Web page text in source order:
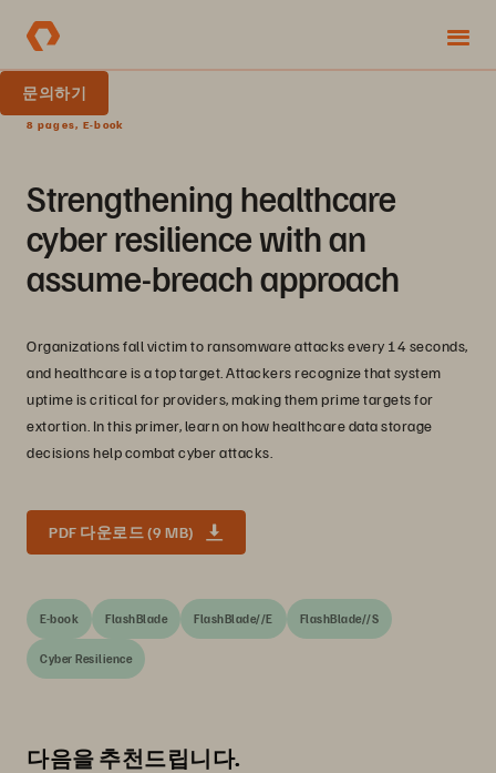
문의하기
8 pages, E-book
Strengthening healthcare
cyber resilience with an
assume-breach approach
Organizations fall victim to ransomware attacks every 14 seconds,
and healthcare is a top target. Attackers recognize that system
uptime is critical for providers, making them prime targets for
extortion. In this primer, learn on how healthcare data storage
decisions help combat cyber attacks.
PDF 다운로드 (9 MB)
E-book FlashBlade FlashBlade//E FlashBlade//S
Cyber Resilience
다음을 추천드립니다.